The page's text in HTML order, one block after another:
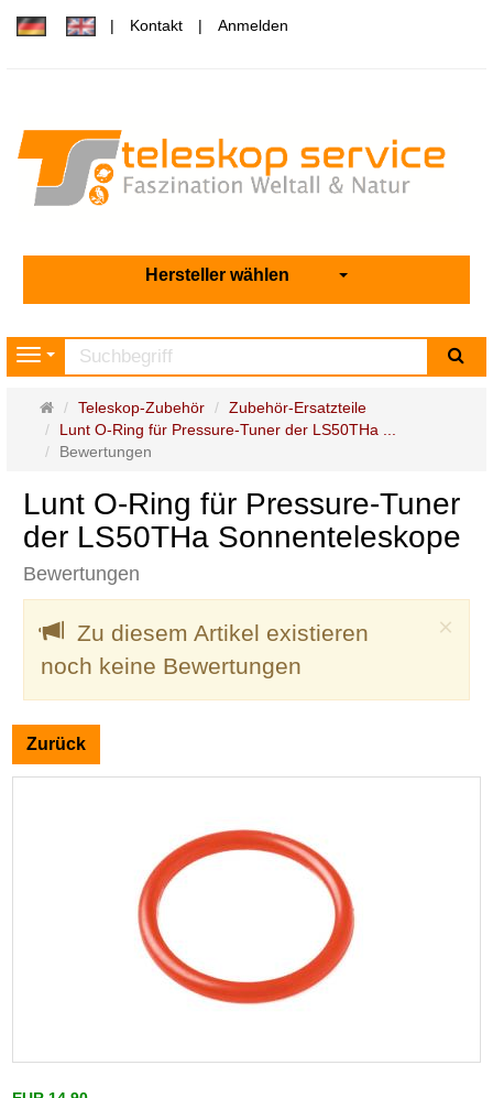
Kontakt Anmelden
Hersteller wählen
Navigation
Startseite
Teleskop-Zubehör
Zubehör-Ersatzteile
Lunt O-Ring für Pressure-Tuner der LS50THa ...
Bewertungen
Lunt O-Ring für Pressure-Tuner
der LS50THa Sonnenteleskope
Bewertungen
×
Zu diesem Artikel existieren
noch keine Bewertungen
Zurück